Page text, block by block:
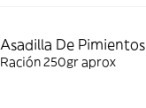
Asadilla De Pimientos
Ración 250gr aprox